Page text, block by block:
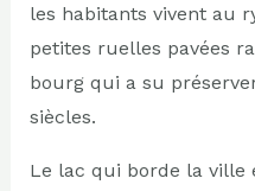
les habitants vivent au
petites ruelles pavées
bourg qui a su
siècles.
Le lac qui borde la ville